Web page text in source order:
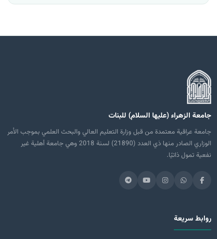
جامعة الزهراء (عليها السلام) للبنات
جامعة عراقية معتمدة من قبل وزارة التعليم العالي والبحث العلمي بموجب الأمر
الوزاري الصادر منها ذي العدد (21890) لسنة 2018 وهي جامعة أهلية غير
نفعية تمول ذاتيًا.
روابط سريعة